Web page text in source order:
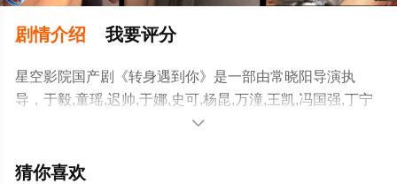
剧情介绍 我要评分
星空影院国产剧《转身遇到你》是一部由常晓阳导演执
导，于毅,童瑶,迟帅,于娜,史可,杨昆,万潼,王凯,冯国强,丁宁
等演员精彩演绎的大陆电视剧，大结局剧情已揭晓（第38
上星空影视，更多相关信息可移步至豆瓣电视剧、电视猫

猜你喜欢